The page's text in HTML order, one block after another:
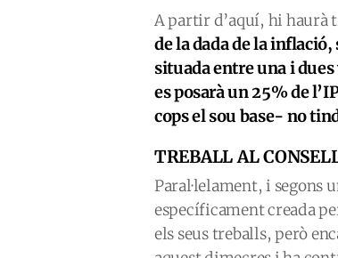
A partir d’aquí, hi haurà
de la dada de la
situada entre una i
es posarà un 25% de
cops el sou base- no
TREBALL AL
Paral·lelament, i segons
específicament creada
els seus treballs, però